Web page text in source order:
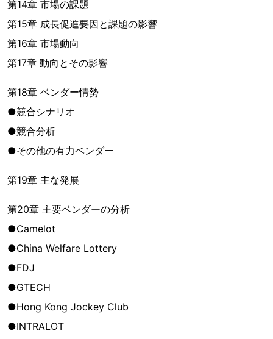
第14章 市場の課題
第15章 成長促進要因と課題の影響
第16章 市場動向
第17章 動向とその影響
第18章 ベンダー情勢
●競合シナリオ
●競合分析
●その他の有力ベンダー
第19章 主な発展
第20章 主要ベンダーの分析
●Camelot
●China Welfare Lottery
●FDJ
●GTECH
●Hong Kong Jockey Club
●INTRALOT